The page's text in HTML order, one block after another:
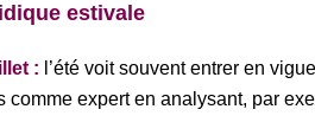
estivale
: l’été voit souvent entrer en
expert en analysant, par